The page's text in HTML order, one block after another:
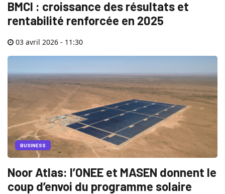
BMCI : croissance des résultats et
rentabilité renforcée en 2025
03 avril 2026 - 11:30
BUSINESS
Noor Atlas: l’ONEE et MASEN donnent le
coup d’envoi du programme solaire